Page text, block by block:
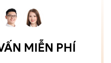
MIỄN PHÍ